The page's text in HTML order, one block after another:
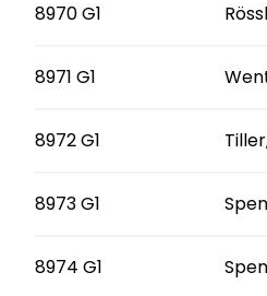
8970 G1
8971 G1
8972 G1
8973 G1
8974 G1